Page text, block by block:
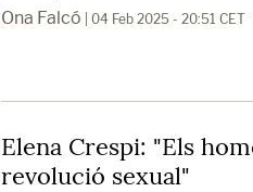
Ona Falcó | 04 Feb 2025 - 20:51 CET
Elena Crespi: "Els
revolució sexual"